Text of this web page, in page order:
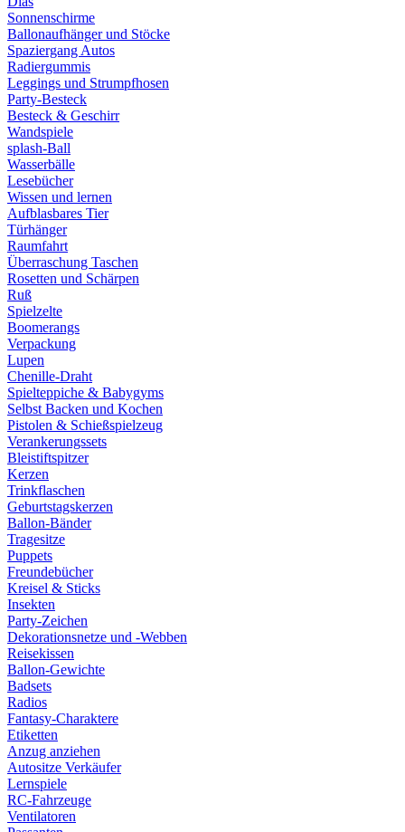
Sonnenschirme
Ballonaufhänger und Stöcke
Spaziergang Autos
Radiergummis
Leggings und Strumpfhosen
Party-Besteck
Besteck & Geschirr
Wandspiele
splash-Ball
Wasserbälle
Lesebücher
Wissen und lernen
Aufblasbares Tier
Türhänger
Raumfahrt
Überraschung Taschen
Rosetten und Schärpen
Ruß
Spielzelte
Boomerangs
Verpackung
Lupen
Chenille-Draht
Spielteppiche & Babygyms
Selbst Backen und Kochen
Pistolen & Schießspielzeug
Verankerungssets
Bleistiftspitzer
Kerzen
Trinkflaschen
Geburtstagskerzen
Ballon-Bänder
Tragesitze
Puppets
Freundebücher
Kreisel & Sticks
Insekten
Party-Zeichen
Dekorationsnetze und -Webben
Reisekissen
Ballon-Gewichte
Badsets
Radios
Fantasy-Charaktere
Etiketten
Anzug anziehen
Autositze Verkäufer
Lernspiele
RC-Fahrzeuge
Ventilatoren